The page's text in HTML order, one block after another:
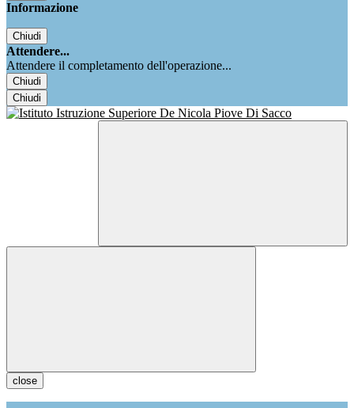
Informazione
Chiudi
Attendere...
Attendere il completamento dell'operazione...
Chiudi
Chiudi
close